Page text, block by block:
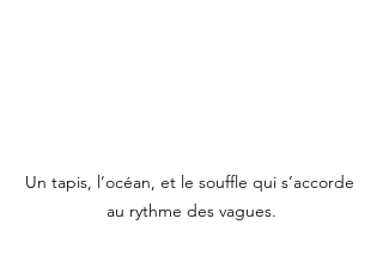
Un tapis, l’océan, et le souffle qui s’accorde
au rythme des vagues.